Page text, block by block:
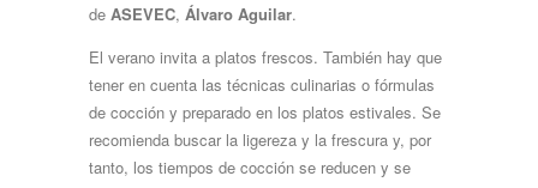
de ASEVEC, Álvaro Aguilar.
El verano invita a platos frescos. También hay que
tener en cuenta las técnicas culinarias o fórmulas
de cocción y preparado en los platos estivales. Se
recomienda buscar la ligereza y la frescura y, por
tanto, los tiempos de cocción se reducen y se